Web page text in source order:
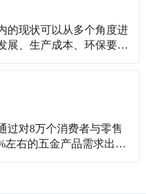
清水彻底
的现状可以从多个角度进
展、生产成本、环保要求
增长：随着电子商务的发
过线上平台销售
过对8万个消费者与零售
左右的五金产品需求出自